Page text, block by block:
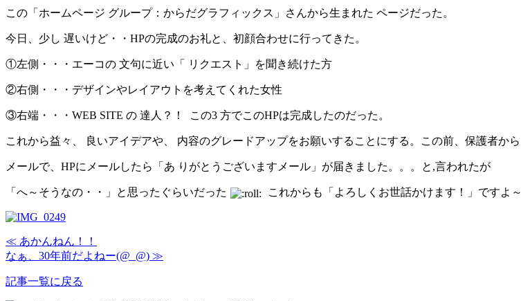
この「ホームページ グループ：からだグラフィックス」さんから生まれた ページだった。
今日、少し 遅いけど・・HPの完成のお礼と、初顔合わせに行ってきた。
①左側・・・エーコの 文句に近い「 リクエスト」を聞き続けた方
②右側・・・デザインやレイアウトを考えてくれた女性
③右端・・・WEB SITE の 達人？！ この3 方でこのHPは完成したのだった。
これから益々、 良いアイデアや、 内容のグレードアップをお願いすることにする。この前、保護者から
メールで、HPにメールしたら「あ りがとうございますメール」が届きました。。。と,言われたが
「へ～そうなの・・」と思ったぐらいだった これからも「よろしくお世話かけます！」ですよ～
≪ あかんねん！！
なぁ、30年前だよねー(@_@) ≫
記事一覧に戻る